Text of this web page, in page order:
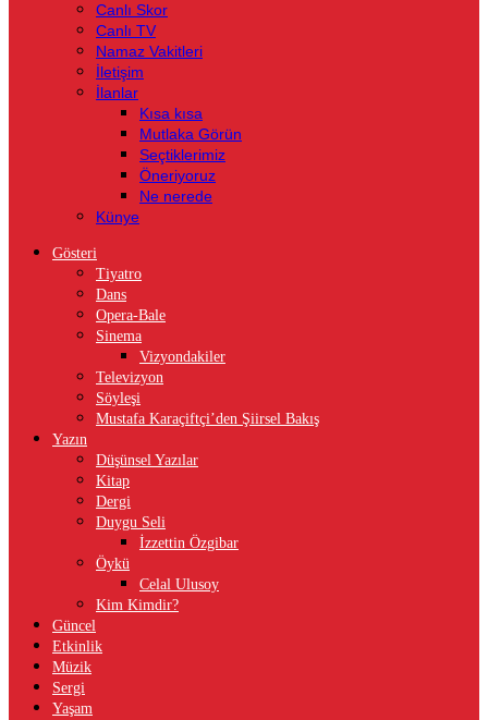
Canlı Skor
Canlı TV
Namaz Vakitleri
İletişim
İlanlar
Kısa kısa
Mutlaka Görün
Seçtiklerimiz
Öneriyoruz
Ne nerede
Künye
Gösteri
Tiyatro
Dans
Opera-Bale
Sinema
Vizyondakiler
Televizyon
Söyleşi
Mustafa Karaçiftçi’den Şiirsel Bakış
Yazın
Düşünsel Yazılar
Kitap
Dergi
Duygu Seli
İzzettin Özgibar
Öykü
Celal Ulusoy
Kim Kimdir?
Güncel
Etkinlik
Müzik
Sergi
Yaşam